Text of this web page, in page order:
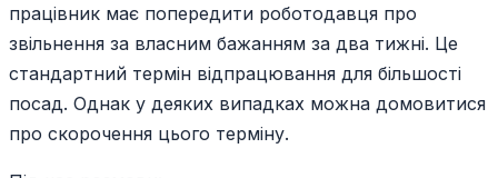
працівник має попередити роботодавця про
звільнення за власним бажанням за два тижні. Це
стандартний термін відпрацювання для більшості
посад. Однак у деяких випадках можна домовитися
про скорочення цього терміну.